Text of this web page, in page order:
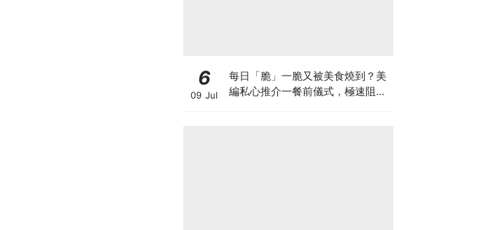
6
09 Jul
每日「脆」一脆又被美食燒到？美
編私心推介一餐前儀式，極速阻碳